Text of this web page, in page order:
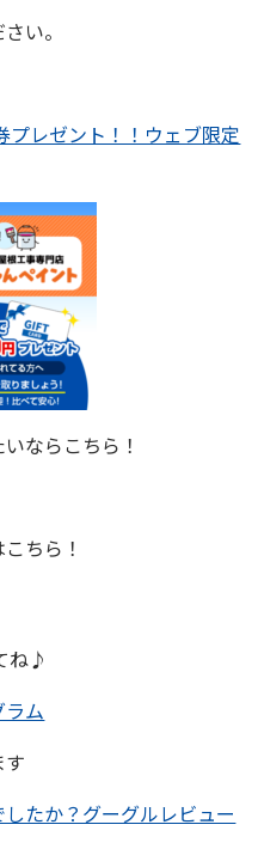
い。
プレゼント！！ウェブ限定
ならこちら！
ちら！
ね♪
ム
たか？グーグルレビュー